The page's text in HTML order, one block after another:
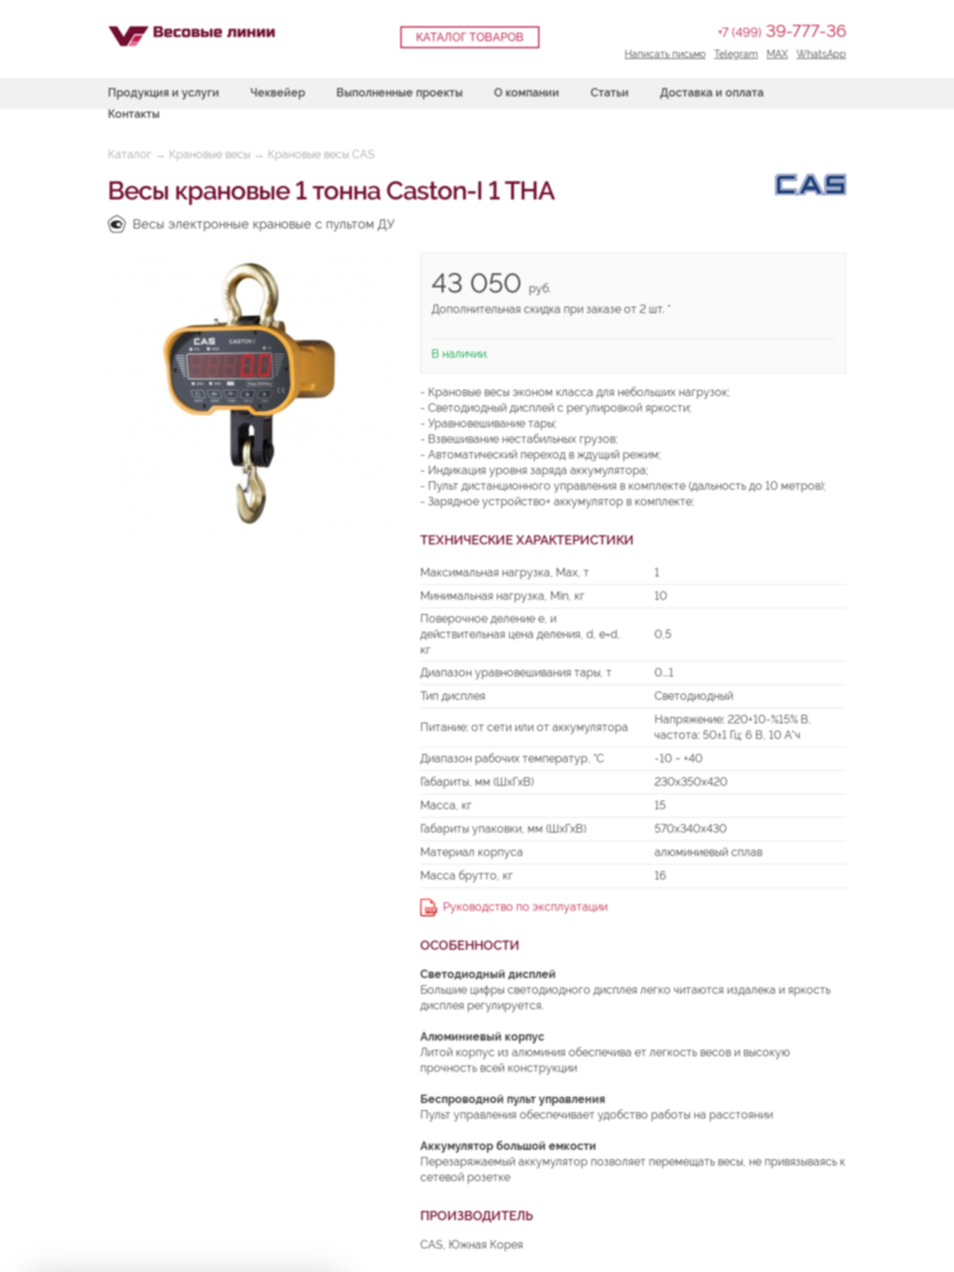
+7 (499) 39-777-36
Написать письмо Telegram MAX WhatsApp
КАТАЛОГ ТОВАРОВ
Продукция и услуги Чеквейер Выполненные проекты О компании Статьи
Доставка и оплата
Контакты
Каталог → Крановые весы → Крановые весы CAS
Весы крановые 1 тонна Caston-I 1 THA
Весы электронные крановые с пультом ДУ
43 050 руб.
Дополнительная скидка при заказе от 2 шт. *
В наличии.
- Крановые весы эконом класса для небольших нагрузок;
- Светодиодный дисплей с регулировкой яркости;
- Уравновешивание тары;
- Взвешивание нестабильных грузов;
- Автоматический переход в ждущий режим;
- Индикация уровня заряда аккумулятора;
- Пульт дистанционного управления в комплекте (дальность до 10 метров);
- Зарядное устройство+ аккумулятор в комплекте;
ТЕХНИЧЕСКИЕ ХАРАКТЕРИСТИКИ
Максимальная нагрузка, Мах, т
1
Минимальная нагрузка, Min, кг
10
Поверочное деление е, и
действительная цена деления, d, e=d,
кг
0,5
Диапазон уравновешивания тары, т
0...1
Тип дисплея
Светодиодный
Питание: от сети или от аккумулятора
Напряжение: 220+10-%15% В,
частота: 50±1 Гц; 6 В, 10 А*ч
Диапазон рабочих температур, °С
-10 ~ +40
Габариты, мм (ШхГхВ)
230х350х420
Масса, кг
15
Габариты упаковки, мм (ШхГхВ)
570х340х430
Материал корпуса
алюминиевый сплав
Масса брутто, кг
16
Руководство по эксплуатации
ОСОБЕННОСТИ
Светодиодный дисплей
Большие цифры светодиодного дисплея легко читаются издалека и яркость
дисплея регулируется.
Алюминиевый корпус
Литой корпус из алюминия обеспечива ет легкость весов и высокую
прочность всей конструкции
Беспроводной пульт управления
Пульт управления обеспечивает удобство работы на расстоянии
Аккумулятор большой емкости
Перезаряжаемый аккумулятор позволяет перемещать весы, не привязываясь к
сетевой розетке
ПРОИЗВОДИТЕЛЬ
CAS, Южная Корея